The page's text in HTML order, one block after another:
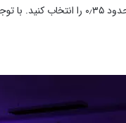
، می توانید بسته به صحنه